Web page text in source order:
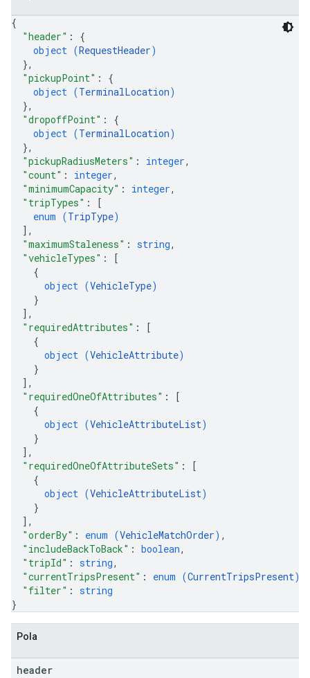
{
"header" : {
object (RequestHeader)
},
"pickupPoint" : {
object (TerminalLocation)
},
"dropoffPoint" : {
object (TerminalLocation)
},
"pickupRadiusMeters" : integer,
"count" : integer,
"minimumCapacity" : integer,
"tripTypes" :
[
enum (TripType)
] ,
"maximumStaleness" : string,
"vehicleTypes" :
[
{
object (VehicleType)
}
] ,
"requiredAttributes" :
[
{
object (VehicleAttribute)
}
] ,
"requiredOneOfAttributes" :
[
{
object (VehicleAttributeList)
}
] ,
"requiredOneOfAttributeSets" :
[
{
object (VehicleAttributeList)
}
] ,
"orderBy" : enum (VehicleMatchOrder) ,
"includeBackToBack" : boolean,
"tripId" : string,
"currentTripsPresent" : enum (CurrentTripsPresent)
"filter" : string
}
Pola
header